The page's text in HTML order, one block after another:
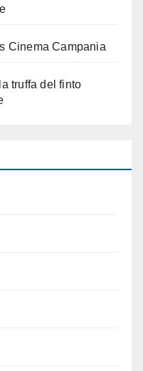
Cinema Campania
truffa del finto